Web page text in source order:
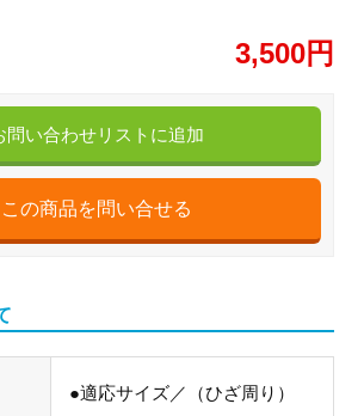
3,500円
問い合わせリストに追加
●適応サイズ／（ひざ周り）